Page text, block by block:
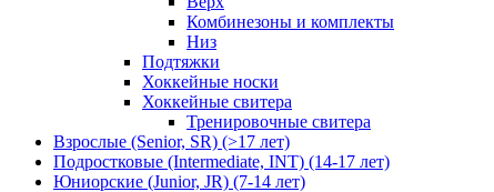
Комбинезоны и комплекты
Низ
Подтяжки
Хоккейные носки
Хоккейные свитера
Тренировочные свитера
Взрослые (Senior, SR) (>17 лет)
Подростковые (Intermediate, INT) (14-17 лет)
Юниорские (Junior, JR) (7-14 лет)